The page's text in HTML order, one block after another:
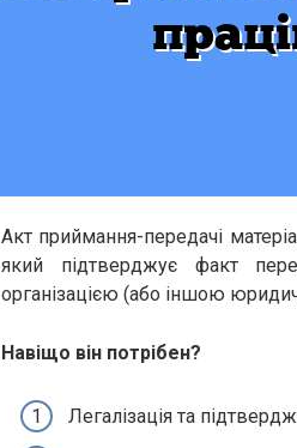
Акт приймання-передачі
який підтверджує факт
організацією (або іншою
Навіщо він потрібен?
Легалізація та